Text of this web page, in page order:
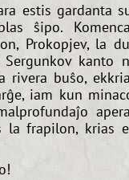
estis gardanta
ŝipo.
Prokopjev, la
kanto
rivera buŝo,
iam kun
la frapilon, krias